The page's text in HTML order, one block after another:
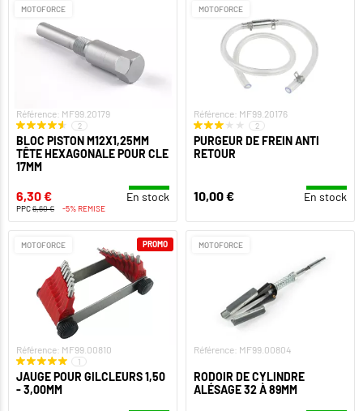
MOTOFORCE
Référence: MF99.20179
2
BLOC PISTON M12X1,25MM
TÊTE HEXAGONALE POUR CLE
17MM
6,30 € En stock
PPC6,60 € -5% REMISE
MOTOFORCE
Référence: MF99.20176
2
PURGEUR DE FREIN ANTI
RETOUR
10,00 € En stock
MOTOFORCE
Référence: MF99.00810
1
JAUGE POUR GILCLEURS 1,50
- 3,00MM
PROMO MOTOFORCE
Référence: MF99.00804
RODOIR DE CYLINDRE
ALÉSAGE 32 À 89MM